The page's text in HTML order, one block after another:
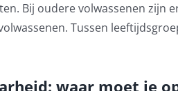
Bij oudere volwassenen zijn
Tussen
waar moet je